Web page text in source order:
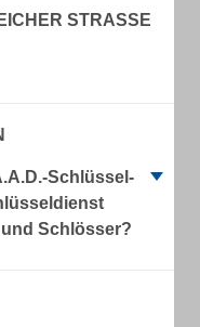
STRASSE
Schlüssel-
Schlösser?